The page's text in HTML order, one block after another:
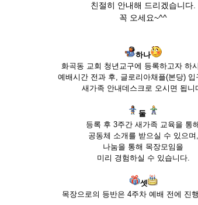
친절히 안내해 드리겠습니다.
꼭 오세요~^^
하나
화곡동 교회 청년교구에 등록하고자 하
예배시간 전과 후, 글로리아채플(본당) 입
새가족 안내데스크로 오시면 됩니
둘
등록 후 3주간 새가족 교육을 통
공동체 소개를 받으실 수 있으며,
나눔을 통해 목장모임을
미리 경험하실 수 있습니다.
셋
목장으로의 등반은 4주차 예배 전에 진